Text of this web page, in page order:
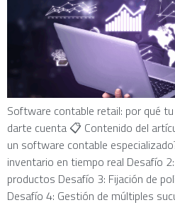
Software contable retail: por qué
darte cuenta 📋 Contenido del
un software contable
inventario en tiempo real Desafío
productos Desafío 3: Fijación de
Desafío 4: Gestión de múltiples